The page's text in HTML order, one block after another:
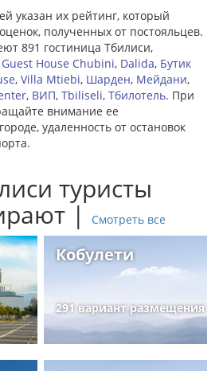
указан их рейтинг, который
полученных от постояльцев.
891 гостиница Тбилиси,
Guest House Chubini, Dalida, Бутик
, Villa Mtiebi, Шарден, Мейдани,
, ВИП, Tbiliseli, Тбилотель. При
внимание ее
удаленность от остановок
туристы
| Смотреть все
Кобулети
291 вариант размещения